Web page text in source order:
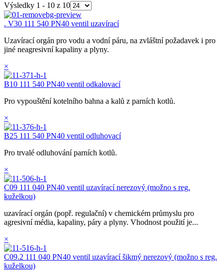
Výsledky 1 - 10 z 10
. V30 111 540 PN40 ventil uzavírací
Uzavírací orgán pro vodu a vodní páru, na zvláštní požadavek i pro
jiné neagresivní kapaliny a plyny.
×
B10 111 540 PN40 ventil odkalovací
Pro vypouštění kotelního bahna a kalů z parních kotlů.
×
B25 111 540 PN40 ventil odluhovací
Pro trvalé odluhování parních kotlů.
×
C09 111 040 PN40 ventil uzavírací nerezový (možno s reg.
kuželkou)
uzavírací orgán (popř. regulační) v chemickém průmyslu pro
agresivní média, kapaliny, páry a plyny. Vhodnost použití je...
×
C09.2 111 040 PN40 ventil uzavírací šikmý nerezový (možno s reg.
kuželkou)